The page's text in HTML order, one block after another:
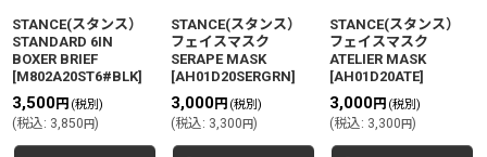
STANCE(スタンス）
STANDARD 6IN
BOXER BRIEF
[M802A20ST6#BLK]
3,500円 (税別)
(税込: 3,850円)
STANCE(スタンス）
フェイスマスク
SERAPE MASK
[AH01D20SERGRN]
3,000円 (税別)
(税込: 3,300円)
STANCE(スタンス）
フェイスマスク
ATELIER MASK
[AH01D20ATE]
3,000円 (税別)
(税込: 3,300円)